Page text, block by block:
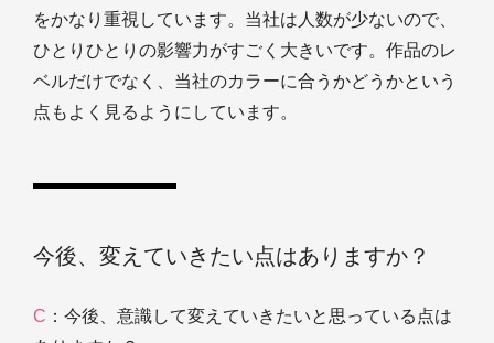
をかなり重視しています。当社は人数が少ないので、
ひとりひとりの影響力がすごく大きいです。作品のレ
ベルだけでなく、当社のカラーに合うかどうかという
点もよく見るようにしています。
今後、変えていきたい点はありますか？
C ：今後、意識して変えていきたいと思っている点は